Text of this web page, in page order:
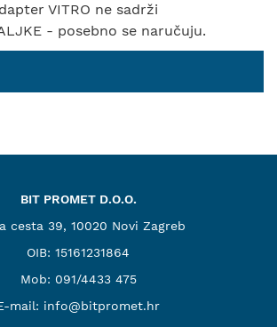
VITRO ne sadrži
- posebno se naručuju.
BIT PROMET D.O.O.
cesta 39, 10020 Novi Zagreb
OIB: 15161231864
Mob: 091/4433 475
mail: info@bitpromet.hr